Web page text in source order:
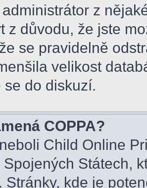
z
z důvodu, že jste
se pravidelně
velikost
se do diskuzí.
COPPA?
Child Online
Spojených Státech,
Stránky, kde je